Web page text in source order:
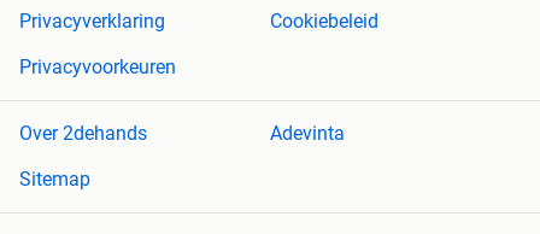
Privacyverklaring
Cookiebeleid
Privacyvoorkeuren
Over 2dehands
Adevinta
Sitemap